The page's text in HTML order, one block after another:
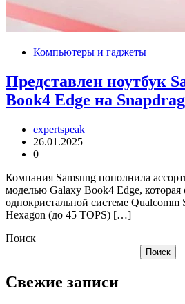
Компьютеры и гаджеты
Представлен ноутбук
Book4 Edge на
expertspeak
26.01.2025
0
Компания Samsung пополнила
моделью Galaxy Book4 Edge, которая
однокристальной системе Qualcomm
Hexagon (до 45 TOPS) […]
Поиск
Поиск
Свежие записи